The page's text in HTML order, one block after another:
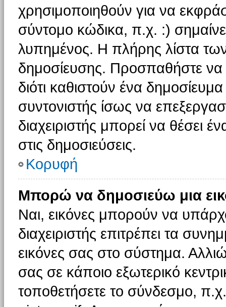
χρησιμοποιηθούν για να
σύντομο κώδικα, π.χ. :)
λυπημένος. Η πλήρης λίστα των
δημοσίευσης. Προσπαθήστε να
διότι καθιστούν ένα
συντονιστής ίσως να
διαχειριστής μπορεί να θέσει
στις δημοσιεύσεις.
Κορυφή
Μπορώ να δημοσιεύω μια
Ναι, εικόνες μπορούν να
διαχειριστής επιτρέπει τα
εικόνες σας στο σύστημα.
σας σε κάποιο εξωτερικό
τοποθετήσετε το σύνδεσμο,